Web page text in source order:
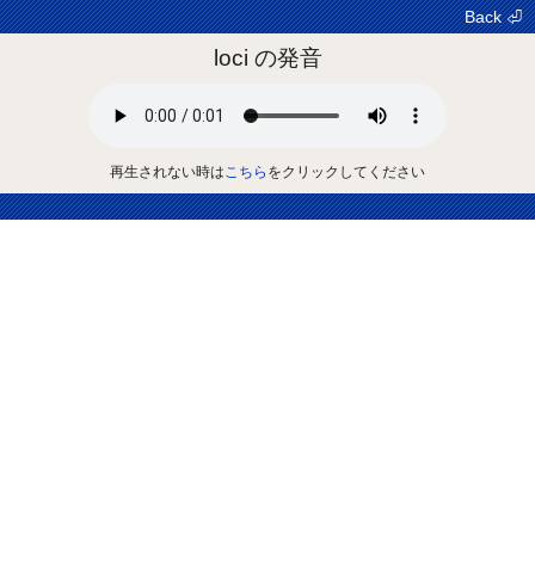
Back ⏎
loci の発音
再生されない時はこちら をクリックしてください